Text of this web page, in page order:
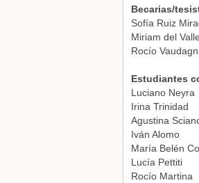
Becarias/
Sofía Ruiz
Miriam del
Rocío
Estudiantes
Luciano Neyra
Irina Trinidad
Agustina
Iván Alomo
María Belén
Lucía Pettiti
Rocío Martina